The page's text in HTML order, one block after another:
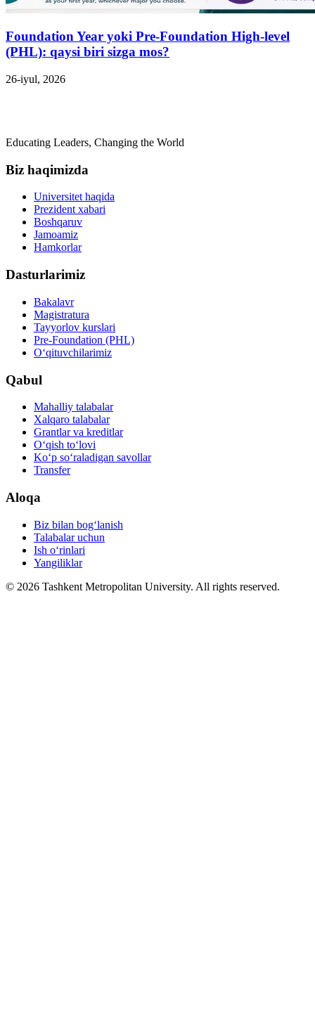
Foundation Year yoki Pre-Foundation High-level
(PHL): qaysi biri sizga mos?
26-iyul, 2026
Educating Leaders, Changing the World
Biz haqimizda
Universitet haqida
Prezident xabari
Boshqaruv
Jamoamiz
Hamkorlar
Dasturlarimiz
Bakalavr
Magistratura
Tayyorlov kurslari
Pre-Foundation (PHL)
O‘qituvchilarimiz
Qabul
Mahalliy talabalar
Xalqaro talabalar
Grantlar va kreditlar
O‘qish to‘lovi
Ko‘p so‘raladigan savollar
Transfer
Aloqa
Biz bilan bog‘lanish
Talabalar uchun
Ish o‘rinlari
Yangiliklar
© 2026 Tashkent Metropolitan University. All rights reserved.